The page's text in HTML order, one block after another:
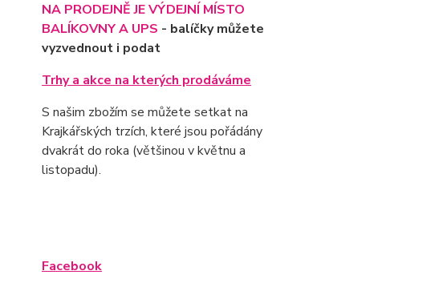
NA PRODEJNĚ JE VÝDEJNÍ MÍSTO
BALÍKOVNY A UPS - balíčky můžete
vyzvednout i podat
Trhy a akce na kterých prodáváme
S našim zbožím se můžete setkat na
Krajkářských trzích, které jsou pořádány
dvakrát do roka (většinou v květnu a
listopadu).
Facebook